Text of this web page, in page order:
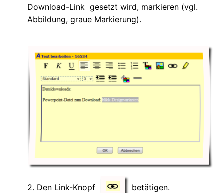
Download-Link gesetzt wird, markieren (vgl.
Abbildung, graue Markierung).
2. Den Link-Knopf betätigen.